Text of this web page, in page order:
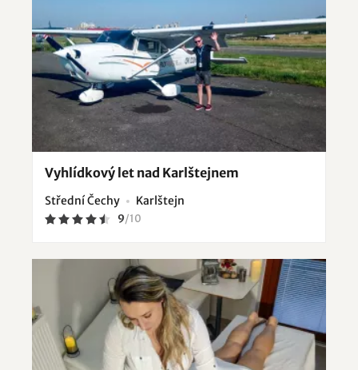
Vyhlídkový let nad Karlštejnem
Střední Čechy Karlštejn
9/10